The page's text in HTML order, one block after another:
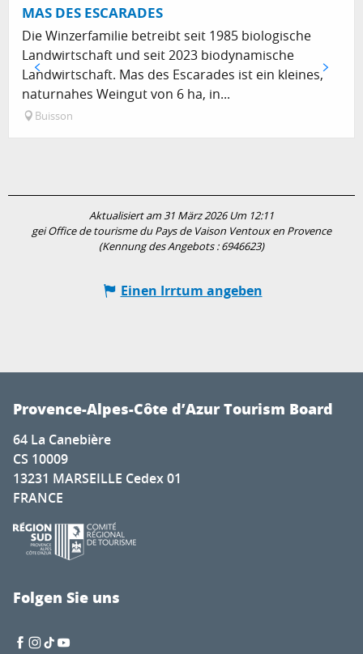
MAS DES ESCARADES
Die Winzerfamilie betreibt seit 1985 biologische
Landwirtschaft und seit 2023 biodynamische
Landwirtschaft. Mas des Escarades ist ein kleines,
naturnahes Weingut von 6 ha, in...
Buisson
Aktualisiert am 31 März 2026 Um 12:11
gei Office de tourisme du Pays de Vaison Ventoux en Provence
(Kennung des Angebots :6946623)
Einen Irrtum angeben
Provence-Alpes-Côte d’Azur Tourism Board
64 La Canebière
CS 10009
13231 MARSEILLE Cedex 01
FRANCE
Folgen Sie uns